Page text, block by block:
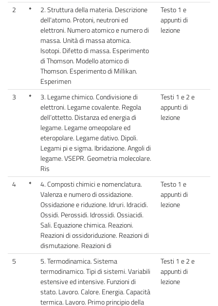
2 *
2. Struttura della materia. Descrizione
dell'atomo. Protoni, neutroni ed
elettroni. Numero atomico e numero di
massa. Unità di massa atomica.
Isotopi. Difetto di massa. Esperimento
di Thomson. Modello atomico di
Thomson. Esperimento di Millikan.
Esperimen
Testo 1 e
appunti di
lezione
3 *
3. Legame chimico. Condivisione di
elettroni. Legame covalente. Regola
dell’ottetto. Distanza ed energia di
legame. Legame omeopolare ed
eteropolare. Legame dativo. Dipoli.
Legami pi e sigma. Ibridazione. Angoli di
legame. VSEPR. Geometria molecolare.
Ris
Testi 1 e 2 e
appunti di
lezione
4 *
4. Composti chimici e nomenclatura.
Valenza e numero di ossidazione.
Ossidazione e riduzione. Idruri. Idracidi.
Ossidi. Perossidi. Idrossidi. Ossiacidi.
Sali. Equazione chimica. Reazioni.
Reazioni di ossidoriduzione. Reazioni di
dismutazione. Reazioni di
Testo 1 e
appunti di
lezione
5
5. Termodinamica. Sistema
termodinamico. Tipi di sistemi. Variabili
estensive ed intensive. Funzioni di
stato. Lavoro. Calore. Energia. Capacità
termica. Lavoro. Primo principio della
Testi 1 e 2 e
appunti di
lezione